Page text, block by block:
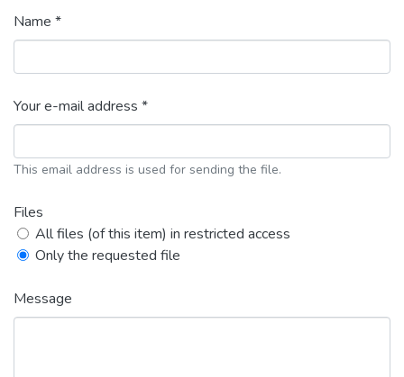
Name *
Your e-mail address *
This email address is used for sending the file.
Files
All files (of this item) in restricted access
Only the requested file
Message